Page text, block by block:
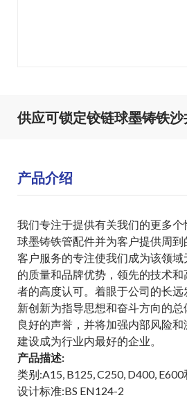
供应可锁定铰链球墨铸铁
产品介绍
我们专注于提供有关我们的更多个
球墨铸铁管配件并为客户提供周
客户服务的专注使我们成为该领
的质量和品牌优势，领先的技术
者的高度认可。着眼于公司的长
新创新为指导思想和奋斗方向的
良好的声誉，并将加强内部风险
建设成为行业内最好的企业。
产品描述:
类别:A15, B125, C250, D400, E600
设计标准:BS EN124-2